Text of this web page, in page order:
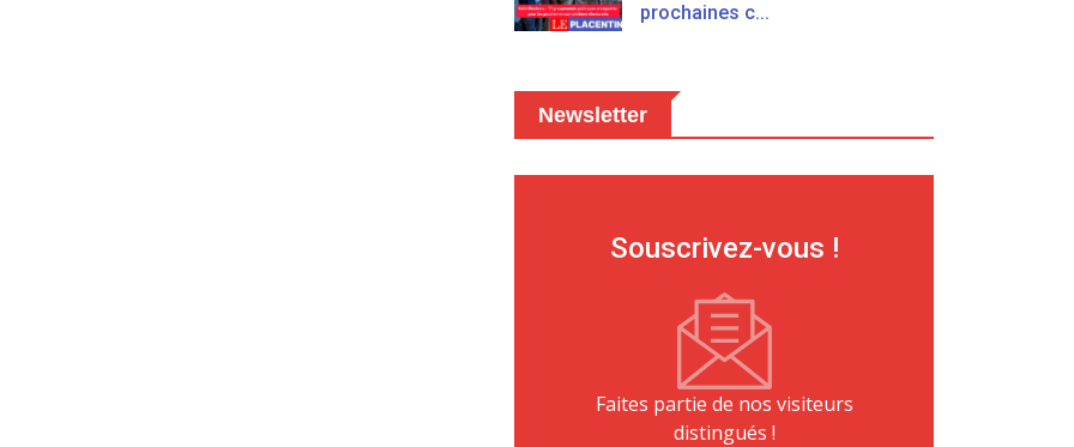
prochaines c...
Newsletter
Souscrivez-vous !
Faites partie de nos visiteurs
distingués !